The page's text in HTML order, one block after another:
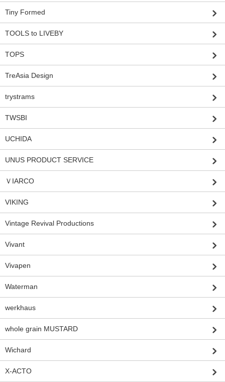
Tiny Formed
TOOLS to LIVEBY
TOPS
TreAsia Design
trystrams
TWSBI
UCHIDA
UNUS PRODUCT SERVICE
ＶIARCO
VIKING
Vintage Revival Productions
Vivant
Vivapen
Waterman
werkhaus
whole grain MUSTARD
Wichard
X-ACTO